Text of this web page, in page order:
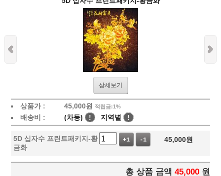
상세보기
상품가 : 45,000원 적립금:1%
배송비 : (차등) ! 지역별 !
5D 십자수 프린트패키지-황
금화
+1 -1 45,000원
총 상품 금액 45,000 원